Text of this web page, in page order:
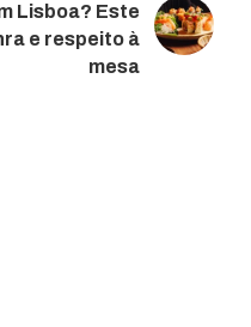
Lisboa? Este
e respeito à
mesa